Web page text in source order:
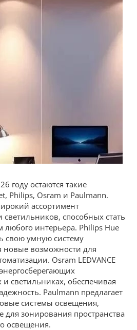
году остаются такие
Philips, Osram и Paulmann.
ассортимент
способных стать
интерьера. Philips Hue
свою умную систему
новые возможности для
Osram LEDVANCE
светильниках, обеспечивая
Paulmann предлагает
системы освещения,
зонирования пространства
освещения.